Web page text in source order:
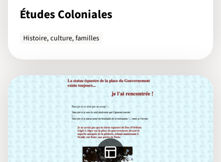
Études Coloniales
Histoire, culture, familles